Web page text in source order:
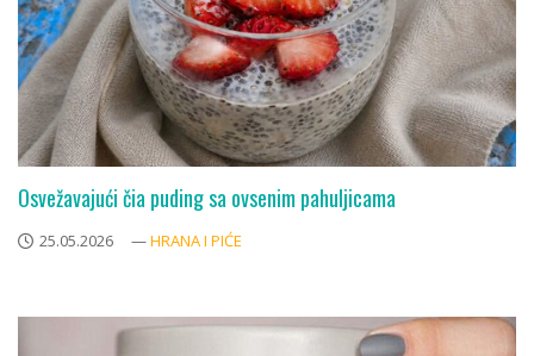
Osvežavajući čia puding sa ovsenim pahuljicama
25.05.2026 —HRANA I PIĆE